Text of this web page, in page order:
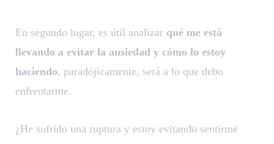
En segundo lugar, es útil analizar qué me está
llevando a evitar la ansiedad y cómo lo estoy
haciendo, paradójicamente, será a lo que debo
enfrentarme.
¿He sufrido una ruptura y estoy evitando sentirme